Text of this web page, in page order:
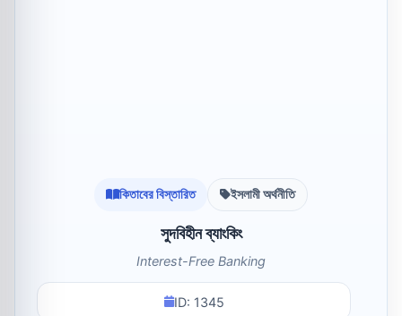
কিতাবের বিস্তারিত ইসলামী অর্থনীতি
সুদবিহীন ব্যাংকিং
Interest-Free Banking
ID: 1345